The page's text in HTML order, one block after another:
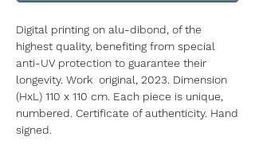
Digital printing on alu-dibond, of the
highest quality, benefiting from special
anti-UV protection to guarantee their
longevity. Work original, 2023. Dimension
(HxL) 110 x 110 cm. Each piece is unique,
numbered. Certificate of authenticity. Hand
signed.